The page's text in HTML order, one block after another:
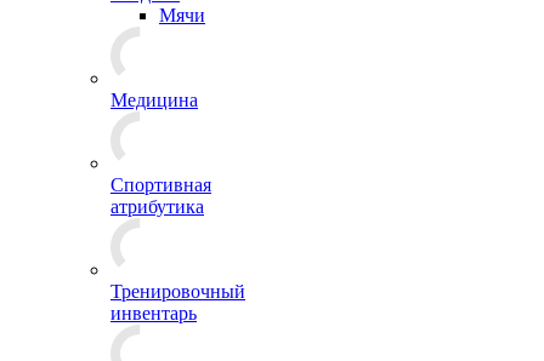
Мячи
Медицина
Спортивная
атрибутика
Тренировочный
инвентарь